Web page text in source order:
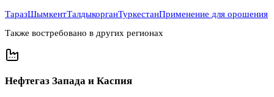
ТаразШымкентТалдыкорганТуркестанПрименение для орошения
Также востребовано в других регионах
Нефтегаз Запада и Каспия